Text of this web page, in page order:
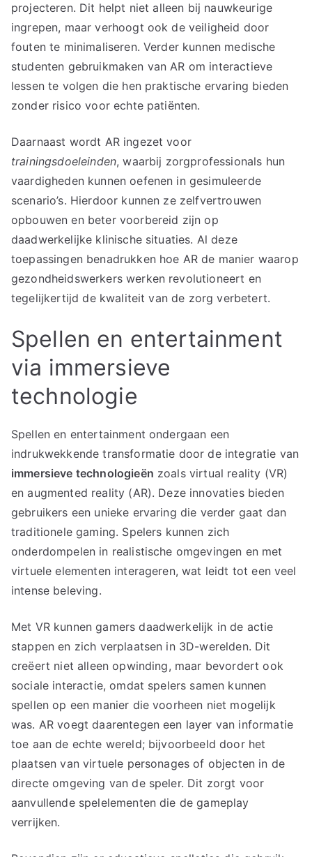
projecteren. Dit helpt niet alleen bij nauwkeurige
ingrepen, maar verhoogt ook de veiligheid door
fouten te minimaliseren. Verder kunnen medische
studenten gebruikmaken van AR om interactieve
lessen te volgen die hen praktische ervaring bieden
zonder risico voor echte patiënten.
Daarnaast wordt AR ingezet voor
trainingsdoeleinden, waarbij zorgprofessionals hun
vaardigheden kunnen oefenen in gesimuleerde
scenario’s. Hierdoor kunnen ze zelfvertrouwen
opbouwen en beter voorbereid zijn op
daadwerkelijke klinische situaties. Al deze
toepassingen benadrukken hoe AR de manier waarop
gezondheidswerkers werken revolutioneert en
tegelijkertijd de kwaliteit van de zorg verbetert.
Spellen en entertainment
via immersieve
technologie
Spellen en entertainment ondergaan een
indrukwekkende transformatie door de integratie van
immersieve technologieën zoals virtual reality (VR)
en augmented reality (AR). Deze innovaties bieden
gebruikers een unieke ervaring die verder gaat dan
traditionele gaming. Spelers kunnen zich
onderdompelen in realistische omgevingen en met
virtuele elementen interageren, wat leidt tot een veel
intense beleving.
Met VR kunnen gamers daadwerkelijk in de actie
stappen en zich verplaatsen in 3D-werelden. Dit
creëert niet alleen opwinding, maar bevordert ook
sociale interactie, omdat spelers samen kunnen
spellen op een manier die voorheen niet mogelijk
was. AR voegt daarentegen een layer van informatie
toe aan de echte wereld; bijvoorbeeld door het
plaatsen van virtuele personages of objecten in de
directe omgeving van de speler. Dit zorgt voor
aanvullende spelelementen die de gameplay
verrijken.